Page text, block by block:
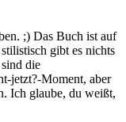
;) Das Buch ist auf
gibt es nichts
die
jetzt?-Moment, aber
Ich glaube, du weißt,